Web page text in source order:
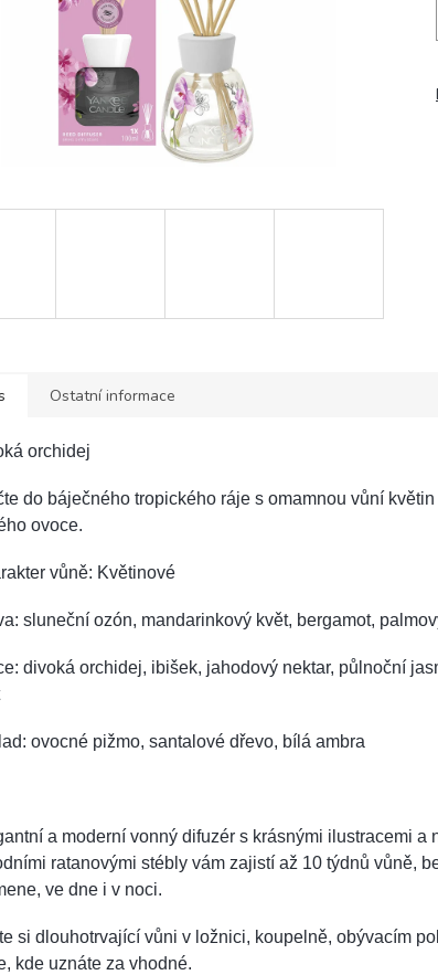
Ostatní informace
orchidej
do báječného tropického ráje s omamnou vůní
ovoce.
vůně: Květinové
sluneční ozón, mandarinkový květ, bergamot,
divoká orchidej, ibišek, jahodový nektar, půlnoční
ovocné pižmo, santalové dřevo, bílá ambra
a moderní vonný difuzér s krásnými ilustracemi a
ratanovými stébly vám zajistí až 10 týdnů vůně,
ve dne i v noci.
si dlouhotrvající vůni v ložnici, koupelně, obývacím
kde uznáte za vhodné.